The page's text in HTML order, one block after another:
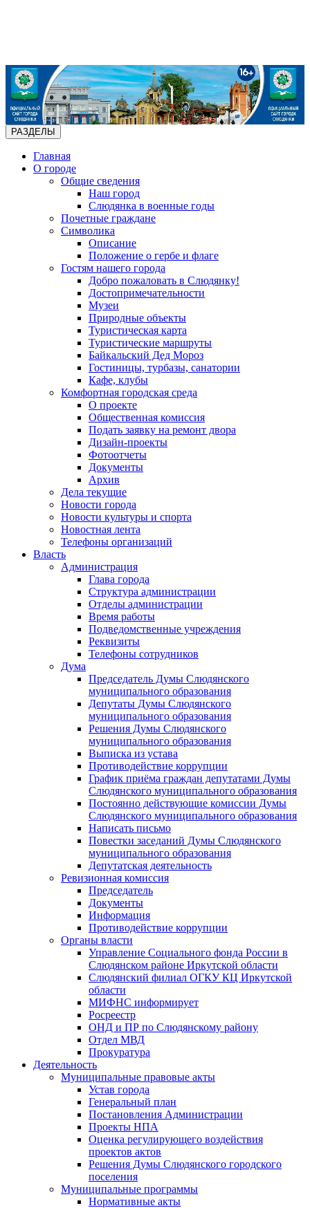
РАЗДЕЛЫ
Главная
О городе
Общие сведения
Наш город
Слюдянка в военные годы
Почетные граждане
Символика
Описание
Положение о гербе и флаге
Гостям нашего города
Добро пожаловать в Слюдянку!
Достопримечательности
Музеи
Природные объекты
Туристическая карта
Туристические маршруты
Байкальский Дед Мороз
Гостиницы, турбазы, санатории
Кафе, клубы
Комфортная городская среда
О проекте
Общественная комиссия
Подать заявку на ремонт двора
Дизайн-проекты
Фотоотчеты
Документы
Архив
Дела текущие
Новости города
Новости культуры и спорта
Новостная лента
Телефоны организаций
Власть
Администрация
Глава города
Структура администрации
Отделы администрации
Время работы
Подведомственные учреждения
Реквизиты
Телефоны сотрудников
Дума
Председатель Думы Слюдянского
муниципального образования
Депутаты Думы Слюдянского
муниципального образования
Решения Думы Слюдянского
муниципального образования
Выписка из устава
Противодействие коррупции
График приёма граждан депутатами Думы
Слюдянского муниципального образования
Постоянно действующие комиссии Думы
Слюдянского муниципального образования
Написать письмо
Повестки заседаний Думы Слюдянского
муниципального образования
Депутатская деятельность
Ревизионная комиссия
Председатель
Документы
Информация
Противодействие коррупции
Органы власти
Управление Социального фонда России в
Слюдянском районе Иркутской области
Слюдянский филиал ОГКУ КЦ Иркутской
области
МИФНС информирует
Росреестр
ОНД и ПР по Слюдянскому району
Отдел МВД
Прокуратура
Деятельность
Муниципальные правовые акты
Устав города
Генеральный план
Постановления Администрации
Проекты НПА
Оценка регулирующего воздействия
проектов актов
Решения Думы Слюдянского городского
поселения
Муниципальные программы
Нормативные акты